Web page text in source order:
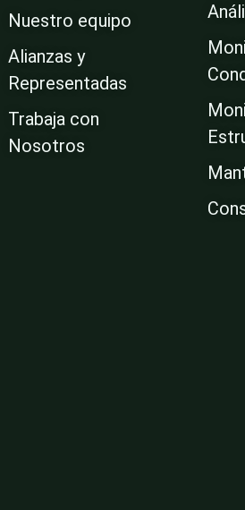
Nuestro equipo
Alianzas y
Representadas
Trabaja con
Nosotros